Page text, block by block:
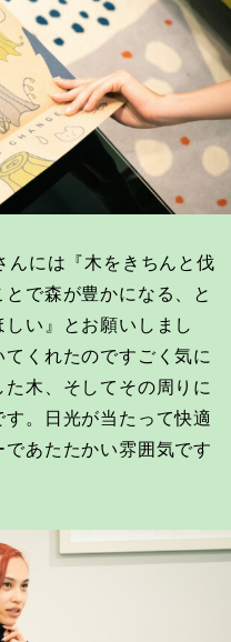
んには『木をきちんと伐
で森が豊かになる、と
い』とお願いしまし
くれたのですごく気に
木、そしてその周りに
。日光が当たって快適
あたたかい雰囲気です